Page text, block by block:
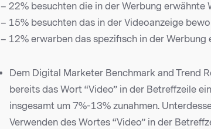
– 22% besuchten die in der Werbung erwähnte
– 15% besuchten das in der Videoanzeige
– 12% erwarben das spezifisch in der Werbung
Dem Digital Marketer Benchmark and Trend
bereits das Wort “Video” in der Betreffzeile
insgesamt um 7%-13% zunahmen.
Verwenden des Wortes “Video” in der